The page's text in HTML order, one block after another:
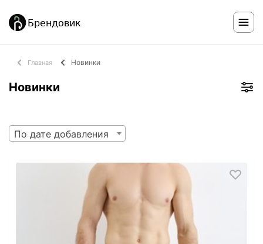
Главная Новинки
Новинки
По дате добавления